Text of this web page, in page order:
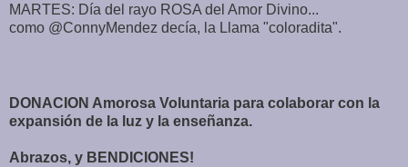
MARTES: Día del rayo ROSA del Amor Divino...
como @ConnyMendez decía, la Llama "coloradita".
DONACION Amorosa Voluntaria para colaborar con la
expansión de la luz y la enseñanza.
Abrazos, y BENDICIONES!